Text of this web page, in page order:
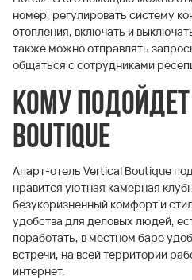
номер, регулировать систему
отопления, включать и
также можно отправлять
общаться с сотрудниками
Кому
Boutique
Апарт-отель Vertical Boutique
нравится уютная камерная
безукоризненный комфорт и
удобства для деловых людей,
поработать, в местном баре
встречи, на всей территории
интернет.